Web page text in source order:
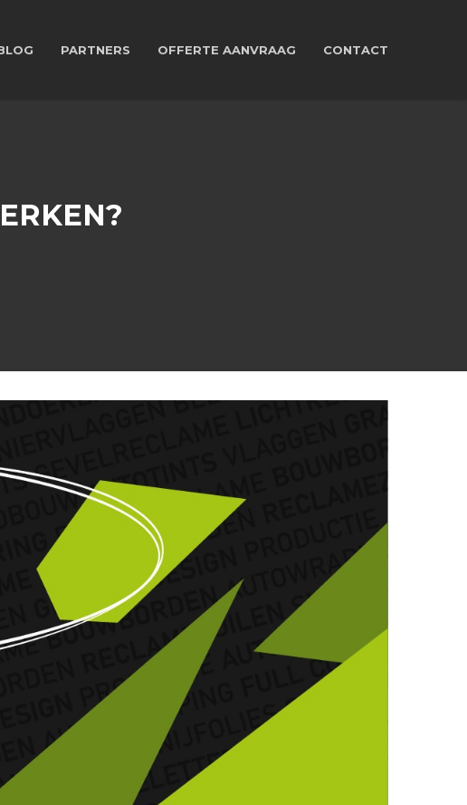
PARTNERS OFFERTE AANVRAAG CONTACT